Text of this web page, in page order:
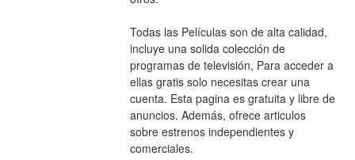
Todas las Películas son de alta calidad,
incluye una solida colección de
programas de televisión, Para acceder a
ellas gratis solo necesitas crear una
cuenta. Esta pagina es gratuita y libre de
anuncios. Además, ofrece articulos
sobre estrenos independientes y
comerciales.